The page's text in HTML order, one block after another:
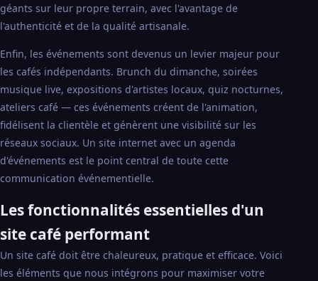
géants sur leur propre terrain, avec l'avantage de
l'authenticité et de la qualité artisanale.
Enfin, les événements sont devenus un levier majeur pour
les cafés indépendants. Brunch du dimanche, soirées
musique live, expositions d'artistes locaux, quiz nocturnes,
ateliers café — ces événements créent de l'animation,
fidélisent la clientèle et génèrent une visibilité sur les
réseaux sociaux. Un site internet avec un agenda
d'événements est le point central de toute cette
communication événementielle.
Les fonctionnalités essentielles d'un
site café performant
Un site café doit être chaleureux, pratique et efficace. Voici
les éléments que nous intégrons pour maximiser votre